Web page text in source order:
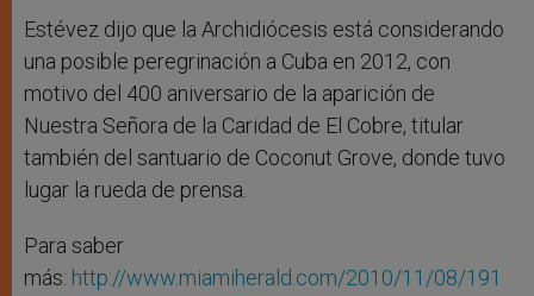
Estévez dijo que la Archidiócesis está considerando
una posible peregrinación a Cuba en 2012, con
motivo del 400 aniversario de la aparición de
Nuestra Señora de la Caridad de El Cobre, titular
también del santuario de Coconut Grove, donde tuvo
lugar la rueda de prensa.
Para saber
más: http://www.miamiherald.com/2010/11/08/191